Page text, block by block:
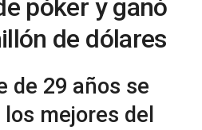
póker y ganó
de dólares
de 29 años se
mejores del